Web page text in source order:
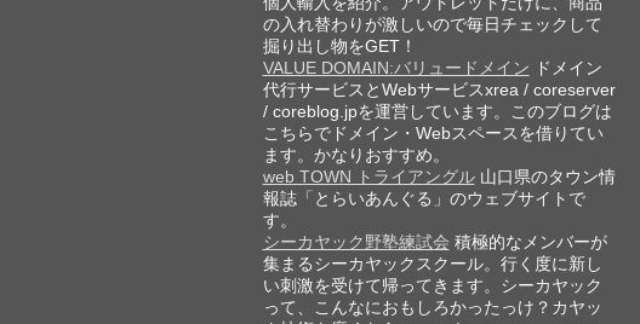
の入れ替わりが激しいので毎日チェックして
掘り出し物をGET！
VALUE DOMAIN:バリュードメイン ドメイン
代行サービスとWebサービスxrea / coreserver
/ coreblog.jpを運営しています。このブログは
こちらでドメイン・Webスペースを借りてい
ます。かなりおすすめ。
web TOWN トライアングル山口県のタウン情
報誌「とらいあんぐる」のウェブサイトで
す。
シーカヤック野塾練試会 積極的なメンバーが
集まるシーカヤックスクール。行く度に新し
い刺激を受けて帰ってきます。シーカヤック
って、こんなにおもしろかったっけ？カヤッ